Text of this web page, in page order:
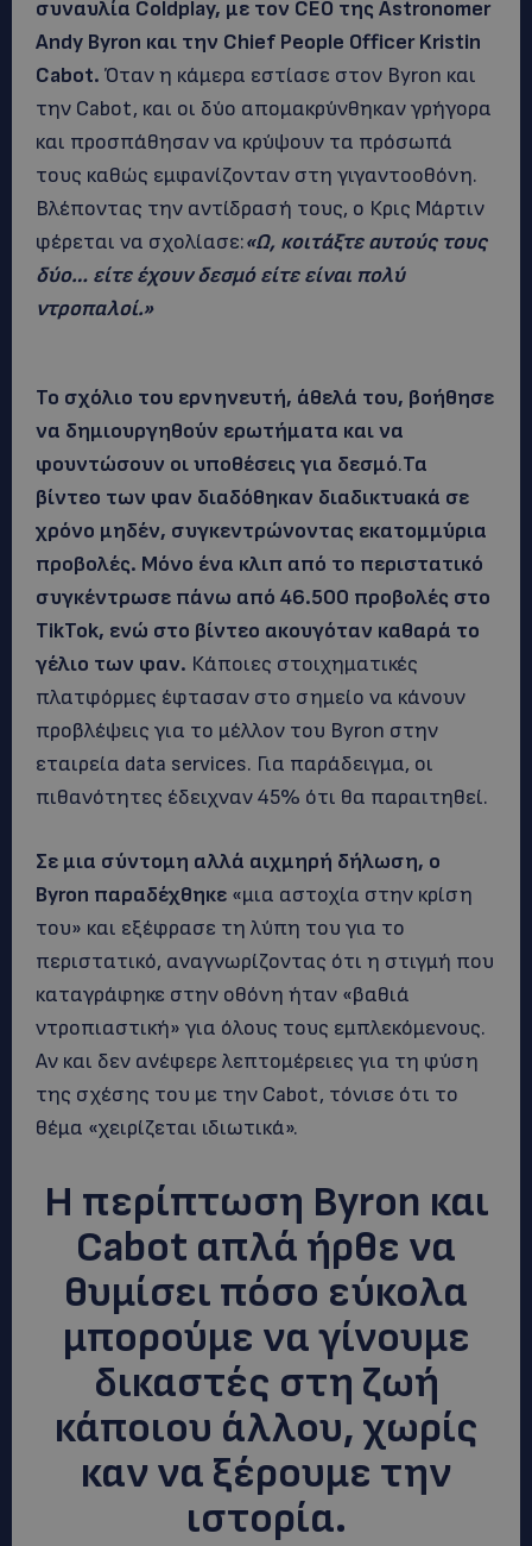
συναυλία Coldplay, με τον CEO της Astronomer
Andy Byron και την Chief People Officer Kristin
Cabot. Όταν η κάμερα εστίασε στον Byron και
την Cabot, και οι δύο απομακρύνθηκαν γρήγορα
και προσπάθησαν να κρύψουν τα πρόσωπά
τους καθώς εμφανίζονταν στη γιγαντοοθόνη.
Βλέποντας την αντίδρασή τους, ο Κρις Μάρτιν
φέρεται να σχολίασε:«Ω, κοιτάξτε αυτούς τους
δύο… είτε έχουν δεσμό είτε είναι πολύ
ντροπαλοί.»
Το σχόλιο του ερνηνευτή, άθελά του, βοήθησε
να δημιουργηθούν ερωτήματα και να
φουντώσουν οι υποθέσεις για δεσμό.Τα
βίντεο των φαν διαδόθηκαν διαδικτυακά σε
χρόνο μηδέν, συγκεντρώνοντας εκατομμύρια
προβολές. Μόνο ένα κλιπ από το περιστατικό
συγκέντρωσε πάνω από 46.500 προβολές στο
TikTok, ενώ στο βίντεο ακουγόταν καθαρά το
γέλιο των φαν. Κάποιες στοιχηματικές
πλατφόρμες έφτασαν στο σημείο να κάνουν
προβλέψεις για το μέλλον του Byron στην
εταιρεία data services. Για παράδειγμα, οι
πιθανότητες έδειχναν 45% ότι θα παραιτηθεί.
Σε μια σύντομη αλλά αιχμηρή δήλωση, ο
Byron παραδέχθηκε «μια αστοχία στην κρίση
του» και εξέφρασε τη λύπη του για το
περιστατικό, αναγνωρίζοντας ότι η στιγμή που
καταγράφηκε στην οθόνη ήταν «βαθιά
ντροπιαστική» για όλους τους εμπλεκόμενους.
Αν και δεν ανέφερε λεπτομέρειες για τη φύση
της σχέσης του με την Cabot, τόνισε ότι το
θέμα «χειρίζεται ιδιωτικά».
Η περίπτωση Byron και
Cabot απλά ήρθε να
θυμίσει πόσο εύκολα
μπορούμε να γίνουμε
δικαστές στη ζωή
κάποιου άλλου, χωρίς
καν να ξέρουμε την
ιστορία.